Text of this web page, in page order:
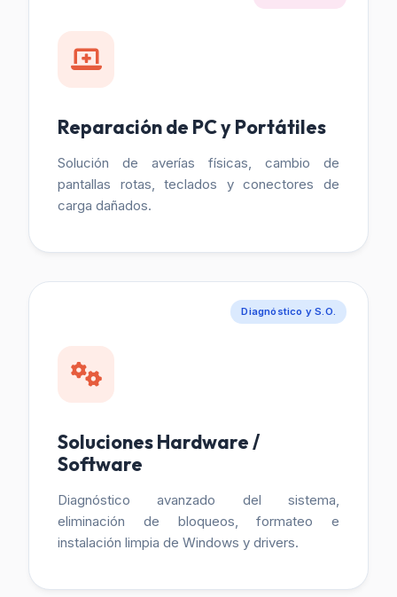
Reparación de PC y Portátiles
Solución de averías físicas, cambio de
pantallas rotas, teclados y conectores de
carga dañados.
Diagnóstico y S.O.
Soluciones Hardware /
Software
Diagnóstico avanzado del sistema,
eliminación de bloqueos, formateo e
instalación limpia de Windows y drivers.